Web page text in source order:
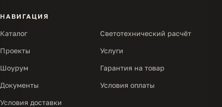
НАВИГАЦИЯ
Каталог Светотехнический расчёт
Проекты Услуги
Шоурум Гарантия на товар
Документы Условия оплаты
Условия доставки